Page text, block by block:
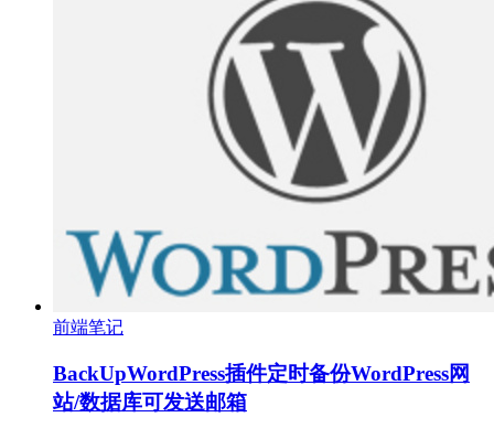
前端笔记
BackUpWordPress插件定时备份WordPress网
站/数据库可发送邮箱